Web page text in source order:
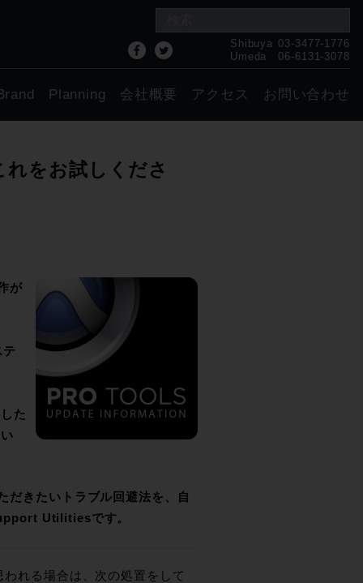
Shibuya 03-3477-1776
Umeda
06-6131-3078
Planning 会社概要 アクセス お問い合わせ
をお試しくださ
が
た
だきたいトラブル回避法を、自
Utilitiesです。
れる場合は、次の処置をして